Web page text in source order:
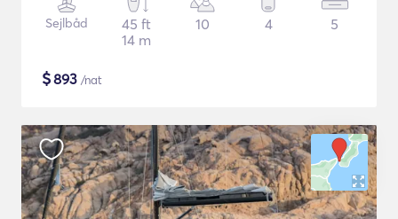
Sejlbåd
45 ft
14 m
10 4 5
$893 /nat